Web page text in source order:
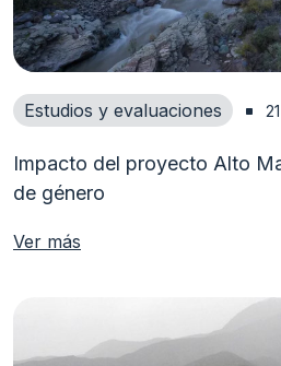
Estudios y evaluaciones
Impacto del proyecto Alto
de género
Ver más